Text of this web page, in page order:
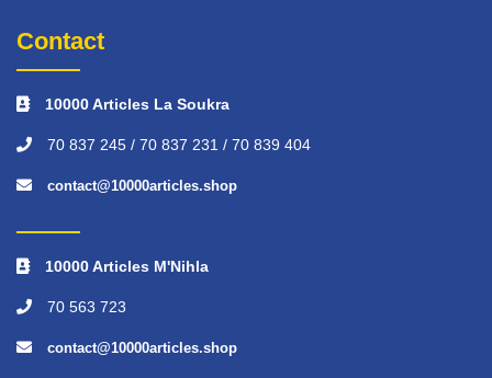
Contact
10000 Articles La Soukra
70 837 245 / 70 837 231 / 70 839 404
contact@10000articles.shop
10000 Articles M'Nihla
70 563 723
contact@10000articles.shop